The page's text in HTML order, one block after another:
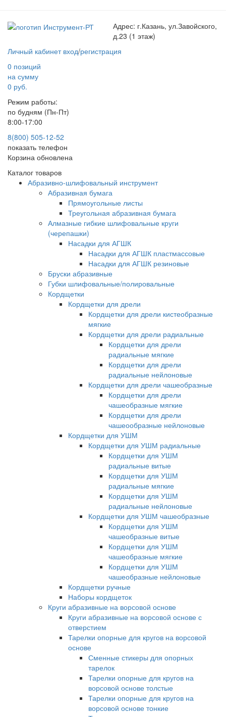
Адрес: г.Казань, ул.Завойского,
д.23 (1 этаж)
Личный кабинет вход/регистрация
0 позиций
на сумму
0 руб.
Режим работы:
по будням (Пн-Пт)
8:00-17:00
8(800) 505-12-52
показать телефон
Корзина обновлена
Каталог товаров
Абразивно-шлифовальный инструмент
Абразивная бумага
Прямоугольные листы
Треугольная абразивная бумага
Алмазные гибкие шлифовальные круги
(черепашки)
Насадки для АГШК
Насадки для АГШК пластмассовые
Насадки для АГШК резиновые
Бруски абразивные
Губки шлифовальные/полировальные
Кордщетки
Кордщетки для дрели
Кордщетки для дрели кистеобразные
мягкие
Кордщетки для дрели радиальные
Кордщетки для дрели
радиальные мягкие
Кордщетки для дрели
радиальные нейлоновые
Кордщетки для дрели чашеобразные
Кордщетки для дрели
чашеобразные мягкие
Кордщетки для дрели
чашеообразные нейлоновые
Кордщетки для УШМ
Кордщетки для УШМ радиальные
Кордщетки для УШМ
радиальные витые
Кордщетки для УШМ
радиальные мягкие
Кордщетки для УШМ
радиальные нейлоновые
Кордщетки для УШМ чашеобразные
Кордщетки для УШМ
чашеобразные витые
Кордщетки для УШМ
чашеобразные мягкие
Кордщетки для УШМ
чашеобразные нейлоновые
Кордщетки ручные
Наборы кордщеток
Круги абразивные на ворсовой основе
Круги абразивные на ворсовой основе с
отверстием
Тарелки опорные для кругов на ворсовой
основе
Сменные стикеры для опорных
тарелок
Тарелки опорные для кругов на
ворсовой основе толстые
Тарелки опорные для кругов на
ворсовой основе тонкие